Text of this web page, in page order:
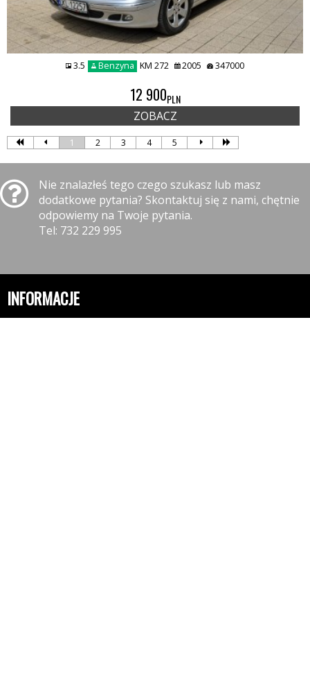
3.5 Benzyna KM 272 2005 347000
12 900PLN
ZOBACZ
1 2 3 4 5
Nie znalazłeś tego czego szukasz lub masz
dodatkowe pytania? Skontaktuj się z nami, chętnie
odpowiemy na Twoje pytania.
Tel: 732 229 995
INFORMACJE